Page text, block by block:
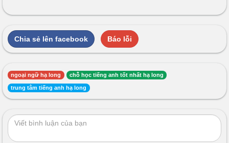
Chia sẻ lên facebook Báo lỗi
ngoại ngữ hạ long chỗ học tiếng anh tốt nhất hạ long
trung tâm tiếng anh hạ long